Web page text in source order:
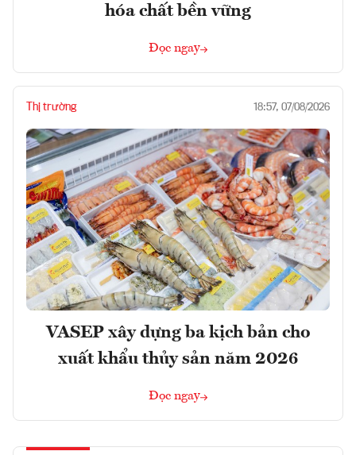
hóa chất bền vững
Đọc ngay
Thị trường 18:57, 07/08/2026
VASEP xây dựng ba kịch bản cho
xuất khẩu thủy sản năm 2026
Đọc ngay